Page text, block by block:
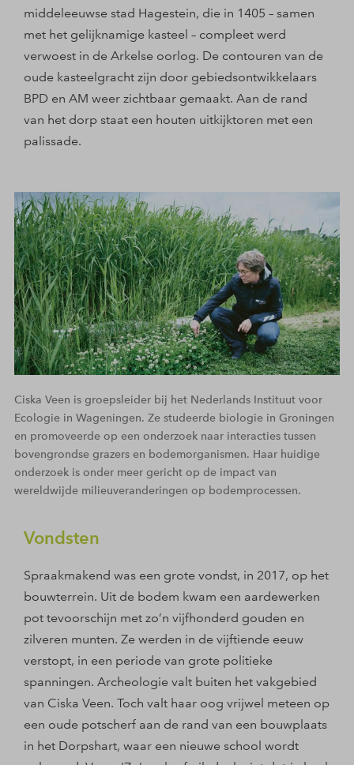
middeleeuwse stad Hagestein, die in 1405 – samen
met het gelijknamige kasteel – compleet werd
verwoest in de Arkelse oorlog. De contouren van de
oude kasteelgracht zijn door gebiedsontwikkelaars
BPD en AM weer zichtbaar gemaakt. Aan de rand
van het dorp staat een houten uitkijktoren met een
palissade.
Ciska Veen is groepsleider bij het Nederlands Instituut voor
Ecologie in Wageningen. Ze studeerde biologie in Groningen
en promoveerde op een onderzoek naar interacties tussen
bovengrondse grazers en bodemorganismen. Haar huidige
onderzoek is onder meer gericht op de impact van
wereldwijde milieuveranderingen op bodemprocessen.
Vondsten
Spraakmakend was een grote vondst, in 2017, op het
bouwterrein. Uit de bodem kwam een aardewerken
pot tevoorschijn met zo’n vijfhonderd gouden en
zilveren munten. Ze werden in de vijftiende eeuw
verstopt, in een periode van grote politieke
spanningen. Archeologie valt buiten het vakgebied
van Ciska Veen. Toch valt haar oog vrijwel meteen op
een oude potscherf aan de rand van een bouwplaats
in het Dorpshart, waar een nieuwe school wordt